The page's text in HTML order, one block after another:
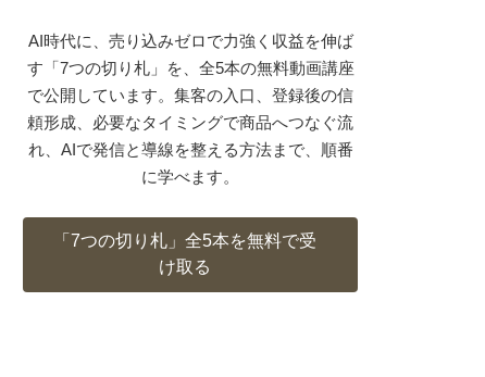
AI時代に、売り込みゼロで力強く収益を伸ば
す「7つの切り札」を、全5本の無料動画講座
で公開しています。集客の入口、登録後の信
頼形成、必要なタイミングで商品へつなぐ流
れ、AIで発信と導線を整える方法まで、順番
に学べます。
「7つの切り札」全5本を無料で受
け取る